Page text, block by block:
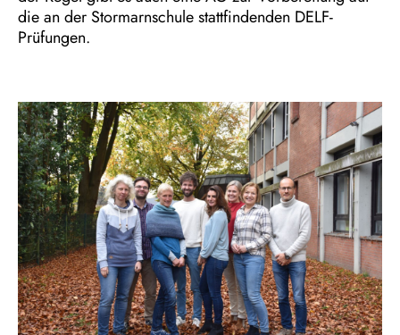
die an der Stormarnschule stattfindenden DELF-
Prüfungen.